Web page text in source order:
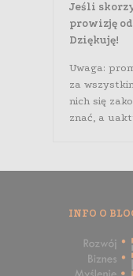
Jeśli
prowizję
Dziękuję!
Uwaga:
za
nich się
znać, a
INFO O